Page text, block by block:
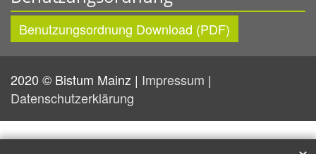
Benutzungsordnung Download (PDF)
2020 © Bistum Mainz | Impressum |
Datenschutzerklärung